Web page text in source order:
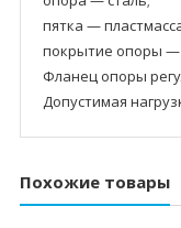
пятка —
покрытие опоры
Фланец опоры
Допустимая
Похожие товары